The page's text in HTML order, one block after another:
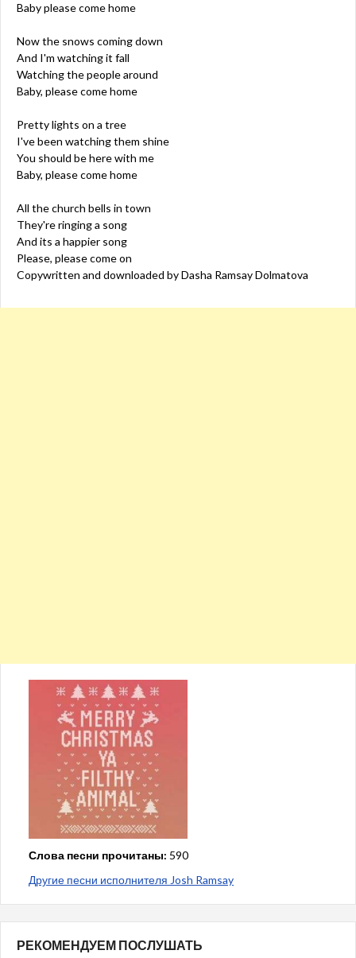
Baby please come home
Now the snows coming down
And I'm watching it fall
Watching the people around
Baby, please come home
Pretty lights on a tree
I've been watching them shine
You should be here with me
Baby, please come home
All the church bells in town
They're ringing a song
And its a happier song
Please, please come on
Copywritten and downloaded by Dasha Ramsay Dolmatova
Слова песни прочитаны: 590
Другие песни исполнителя Josh Ramsay
РЕКОМЕНДУЕМ ПОСЛУШАТЬ